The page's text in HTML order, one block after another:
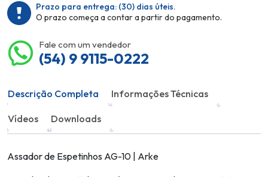
Prazo para entrega: (30) dias úteis.
O prazo começa a contar a partir do pagamento.
Fale com um vendedor
(54) 9 9115-0222
Descrição Completa Informações Técnicas
Vídeos Downloads
Assador de Espetinhos AG-10 | Arke